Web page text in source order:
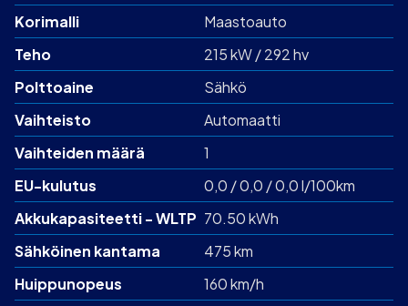
Korimalli
Maastoauto
Teho
215 kW / 292 hv
Polttoaine
Sähkö
Vaihteisto
Automaatti
Vaihteiden määrä
1
EU-kulutus
0,0 / 0,0 / 0,0 l/100km
Akku­kapasiteetti - WLTP 70.50 kWh
Sähköinen kantama
475 km
Huippunopeus
160 km/h